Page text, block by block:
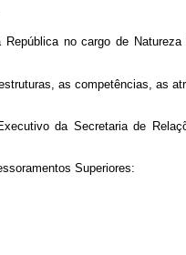
no cargo de
as competências, as
da Secretaria de
Superiores: